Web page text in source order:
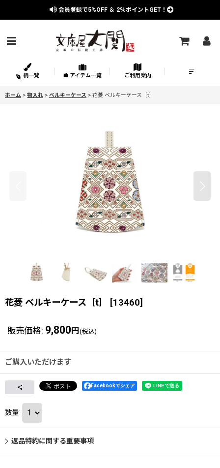
会員登録で5%OFF ＆ 2％ポイントGET！
柄一覧 アイテム一覧 ご利用案内
ホーム > 物入れ > ベルキーケース > 花菱 ベルキーケース［t］
花菱 ベルキーケース［t］ [13460]
販売価格: 9,800 円 (税込)
ご購入いただけます
Facebookでシェア
数量:
返品特約に関する重要事項